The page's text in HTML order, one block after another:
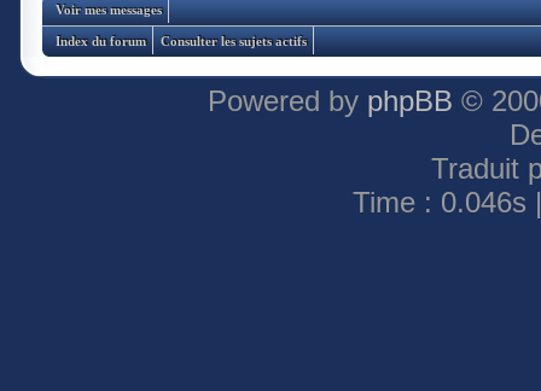
Voir mes messages
Index du forum Consulter les sujets actifs
Powered by phpBB ©
Traduit
Time : 0.046s